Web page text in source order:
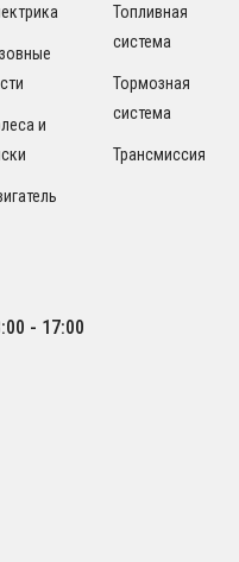
и
Топливная
система
Тормозная
система
Трансмиссия
- 17:00